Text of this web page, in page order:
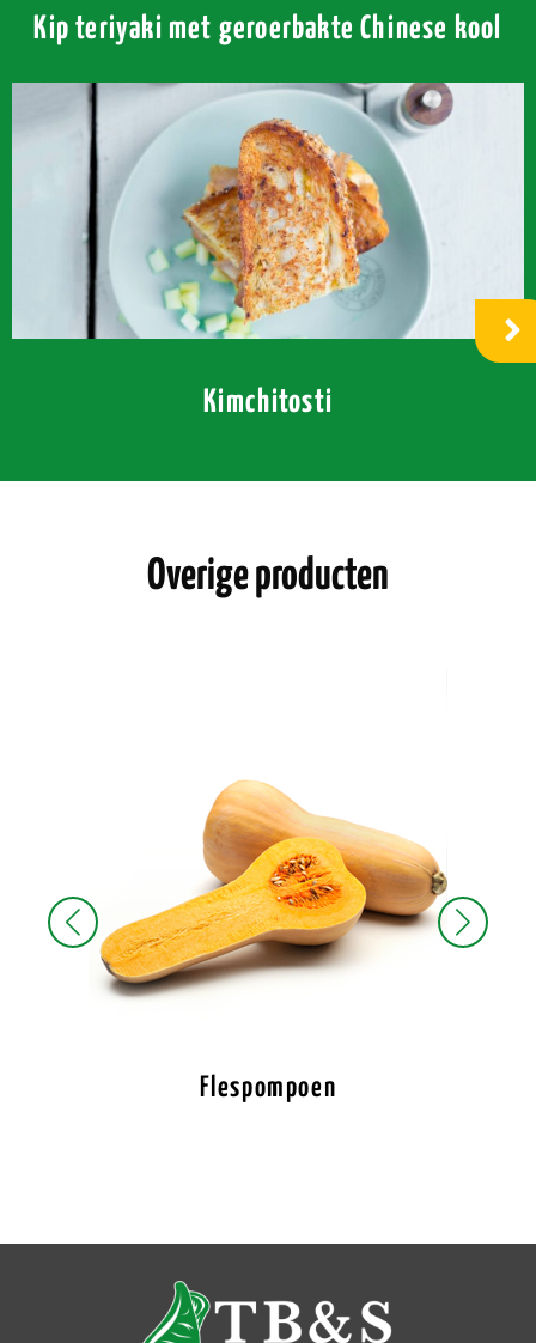
Kip teriyaki met geroerbakte Chinese kool
Kimchitosti
Overige producten
Flespompoen